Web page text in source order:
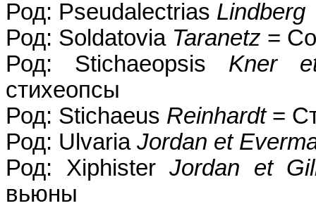
Род: Pseudalectrias Lindberg
Род: Soldatovia Taranetz =
Род: Stichaeopsis Kner
стихеопсы
Род: Stichaeus Reinhardt=
Род: Ulvaria Jordan et
Род: XiphisterJordan et
вьюны